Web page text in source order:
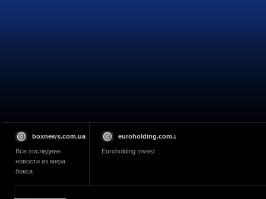
boxnews.com.ua
Все последние
новости из мира
бокса
euroholding.com.ua
Euroholding Invest